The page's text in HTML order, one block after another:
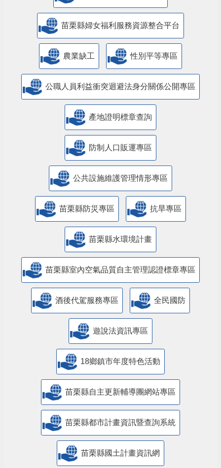
苗栗縣婦女福利服務資源整合平台
農業缺工 性別平等專區
公職人員利益衝突迴避法身分關係公開專區
產地證明標章查詢
防制人口販運專區
​公共設施維護管理情形專區
苗栗縣防災專區 抗旱專區
苗栗縣水環境計畫
苗栗縣室內空氣品質自主管理認證標章專區
酒後代駕服務專區 全民國防
遊說法資訊專區
18鄉鎮市年度特色活動
苗栗縣自主更新輔導團網站專區
苗栗縣都市計畫資訊暨查詢系統
苗栗縣國土計畫資訊網